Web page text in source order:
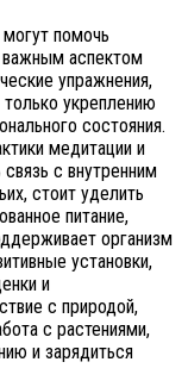
помочь
важным аспектом
упражнения,
укреплению
состояния.
медитации и
с внутренним
стоит уделить
питание,
организм
установки,
и
с природой,
с растениями,
и зарядиться